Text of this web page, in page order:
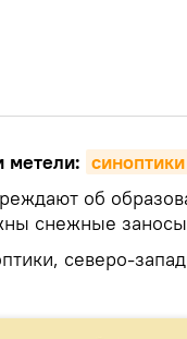
метели:
об
снежные
северо-